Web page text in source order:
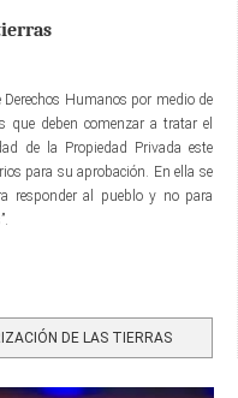
Humanos por medio de
deben comenzar a tratar el
de la Propiedad Privada este
para su aprobación. En ella se
responder al pueblo y no para
DE LAS TIERRAS